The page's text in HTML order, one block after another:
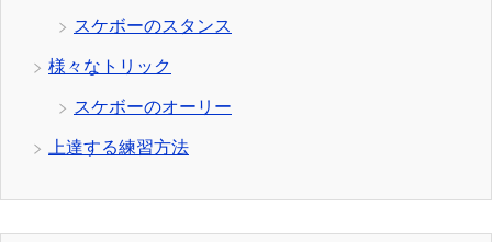
スケボーのスタンス
様々なトリック
スケボーのオーリー
上達する練習方法